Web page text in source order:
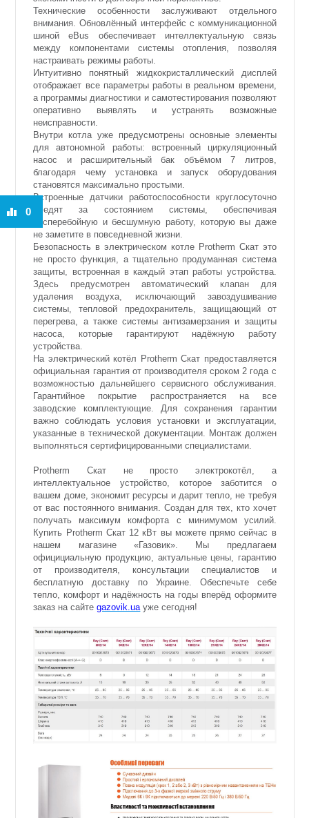
Технические особенности заслуживают отдельного
внимания. Обновлённый интерфейс с коммуникационной
шиной eBus обеспечивает интеллектуальную связь
между компонентами системы отопления, позволяя
настраивать режимы работы.
Интуитивно понятный жидкокристаллический дисплей
отображает все параметры работы в реальном времени,
а программы диагностики и самотестирования позволяют
оперативно выявлять и устранять возможные
неисправности.
Внутри котла уже предусмотрены основные элементы
для автономной работы: встроенный циркуляционный
насос и расширительный бак объёмом 7 литров,
благодаря чему установка и запуск оборудования
становятся максимально простыми.
Встроенные датчики работоспособности круглосуточно
следят за состоянием системы, обеспечивая
бесперебойную и бесшумную работу, которую вы даже
не заметите в повседневной жизни.
Безопасность в электрическом котле Protherm Скат это
не просто функция, а тщательно продуманная система
защиты, встроенная в каждый этап работы устройства.
Здесь предусмотрен автоматический клапан для
удаления воздуха, исключающий завоздушивание
системы, тепловой предохранитель, защищающий от
перегрева, а также системы антизамерзания и защиты
насоса, которые гарантируют надёжную работу
устройства.
На электрический котёл Protherm Скат предоставляется
официальная гарантия от производителя сроком 2 года с
возможностью дальнейшего сервисного обслуживания.
Гарантийное покрытие распространяется на все
заводские комплектующие. Для сохранения гарантии
важно соблюдать условия установки и эксплуатации,
указанные в технической документации. Монтаж должен
выполняться сертифицированными специалистами.
Protherm Скат не просто электрокотёл, а
интеллектуальное устройство, которое заботится о
вашем доме, экономит ресурсы и дарит тепло, не требуя
от вас постоянного внимания. Создан для тех, кто хочет
получать максимум комфорта с минимумом усилий.
Купить Protherm Скат 12 кВт вы можете прямо сейчас в
нашем магазине «Газовик». Мы предлагаем
официциальную продукцию, актуальные цены, гарантию
от производителя, консультации специалистов и
бесплатную доставку по Украине. Обеспечьте себе
тепло, комфорт и надёжность на годы вперёд оформите
заказ на сайтеgazovik.ua уже сегодня!
0